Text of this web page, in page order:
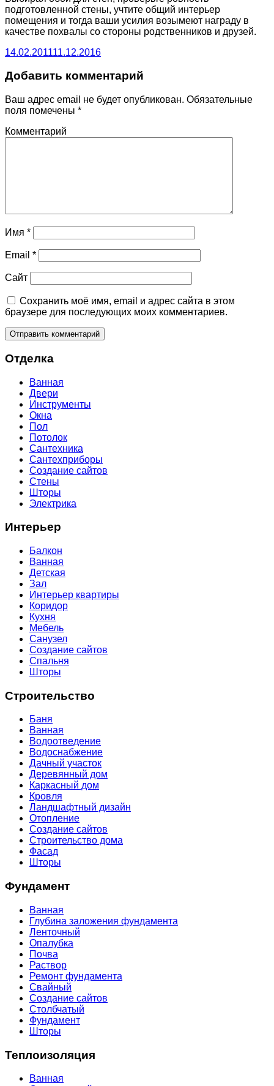
подготовленной стены, учтите общий интерьер
помещения и тогда ваши усилия возымеют награду в
качестве похвалы со стороны родственников и друзей.
14.02.201111.12.2016
Добавить комментарий
Ваш адрес email не будет опубликован. Обязательные
поля помечены *
Комментарий
Имя *
Email *
Сайт
Сохранить моё имя, email и адрес сайта в этом
браузере для последующих моих комментариев.
Отделка
Ванная
Двери
Инструменты
Окна
Пол
Потолок
Сантехника
Сантехприборы
Создание сайтов
Стены
Шторы
Электрика
Интерьер
Балкон
Ванная
Детская
Зал
Интерьер квартиры
Коридор
Кухня
Мебель
Санузел
Создание сайтов
Спальня
Шторы
Строительство
Баня
Ванная
Водоотведение
Водоснабжение
Дачный участок
Деревянный дом
Каркасный дом
Кровля
Ландшафтный дизайн
Отопление
Создание сайтов
Строительство дома
Фасад
Шторы
Фундамент
Ванная
Глубина заложения фундамента
Ленточный
Опалубка
Почва
Раствор
Ремонт фундамента
Свайный
Создание сайтов
Столбчатый
Фундамент
Шторы
Теплоизоляция
Ванная